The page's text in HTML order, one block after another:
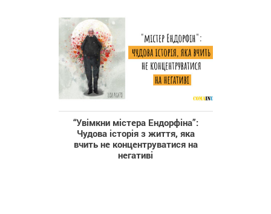
“Увімкни містера Ендорфіна”:
Чудова історія з життя, яка
вчить не концентруватися на
негативі